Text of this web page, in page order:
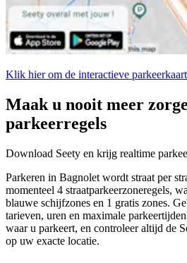
Klik hier om de interactieve
Maak u nooit meer
parkeerregels
Download Seety en krijg realtime
Parkeren in Bagnolet wordt straat per
momenteel 4 straatparkeerzoneregels,
blauwe schijfzones en 1 gratis zones.
tarieven, uren en maximale
waar u parkeert, en controleer altijd de
op uw exacte locatie.